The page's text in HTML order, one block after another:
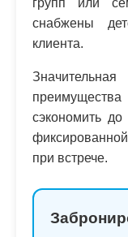
групп или
снабжены
клиента.
сэкономить
при встрече.